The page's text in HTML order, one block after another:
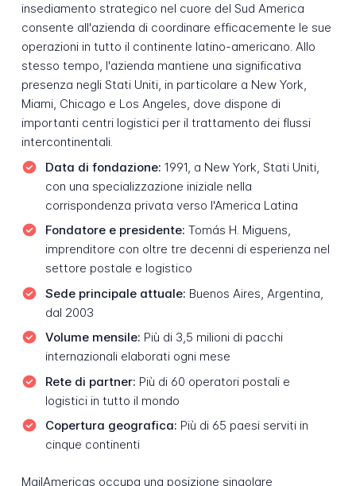
insediamento strategico nel cuore del Sud America
consente all'azienda di coordinare efficacemente le sue
operazioni in tutto il continente latino-americano. Allo
stesso tempo, l'azienda mantiene una significativa
presenza negli Stati Uniti, in particolare a New York,
Miami, Chicago e Los Angeles, dove dispone di
importanti centri logistici per il trattamento dei flussi
intercontinentali.
Data di fondazione: 1991, a New York, Stati Uniti,
con una specializzazione iniziale nella
corrispondenza privata verso l'America Latina
Fondatore e presidente: Tomás H. Miguens,
imprenditore con oltre tre decenni di esperienza nel
settore postale e logistico
Sede principale attuale: Buenos Aires, Argentina,
dal 2003
Volume mensile: Più di 3,5 milioni di pacchi
internazionali elaborati ogni mese
Rete di partner: Più di 60 operatori postali e
logistici in tutto il mondo
Copertura geografica: Più di 65 paesi serviti in
cinque continenti
MailAmericas occupa una posizione singolare